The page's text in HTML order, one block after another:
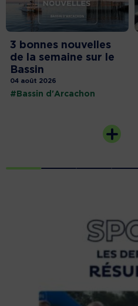
3 bonnes nouvelles
de la semaine sur le
Bassin
04 août 2026
#Bassin d'Arcachon